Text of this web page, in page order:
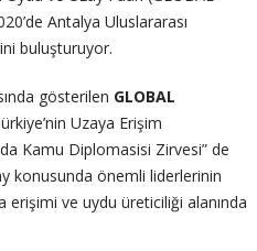
Antalya Uluslararası
buluşturuyor.
gösterilen GLOBAL
Uzaya Erişim
Kamu Diplomasisi Zirvesi” de
konusunda önemli liderlerinin
erişimi ve uydu üreticiliği alanında